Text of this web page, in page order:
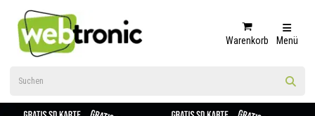
Warenkorb Menü